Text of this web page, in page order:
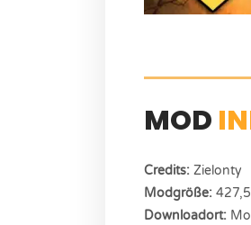
MOD
Credits: Zielonty
Modgröße:
Downloadort: